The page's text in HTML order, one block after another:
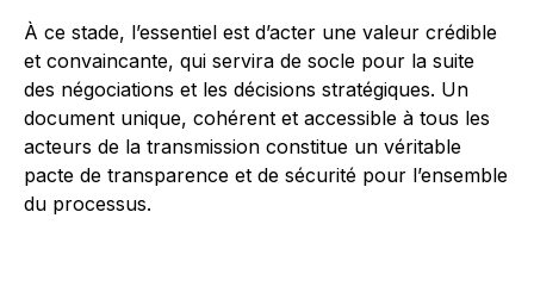
À ce stade, l’essentiel est d’acter une valeur crédible
et convaincante, qui servira de socle pour la suite
des négociations et les décisions stratégiques. Un
document unique, cohérent et accessible à tous les
acteurs de la transmission constitue un véritable
pacte de transparence et de sécurité pour l’ensemble
du processus.